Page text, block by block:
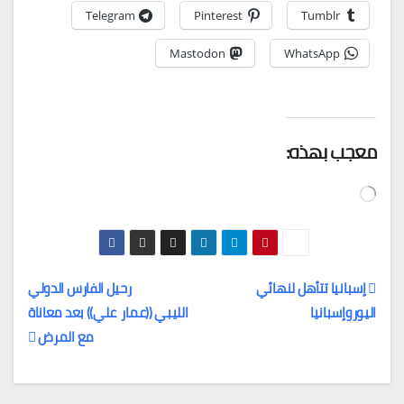
Tumblr
Pinterest
Telegram
WhatsApp
Mastodon
معجب بهذه:
جاري
تصفّح
رحيل الفارس الدولي
الليبي ((عمار علي)) بعد معاناة
مع المرض
إسبانيا تتأهل لنهائي
اليوروإسبانيا